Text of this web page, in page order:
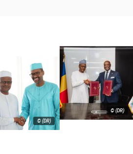
© (DR)
© (DR)